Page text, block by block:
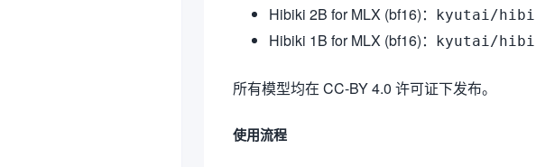
Hibiki 2B for MLX (bf16)： kyutai/
Hibiki 1B for MLX (bf16)： kyutai/
所有模型均在 CC-BY 4.0 许可证下发布。
使用流程